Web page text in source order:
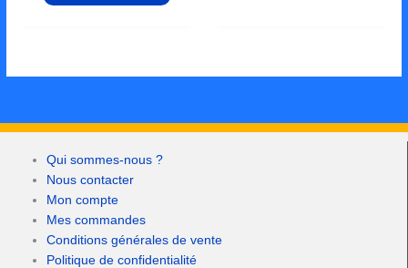
Qui sommes-nous ?
Nous contacter
Mon compte
Mes commandes
Conditions générales de vente
Politique de confidentialité